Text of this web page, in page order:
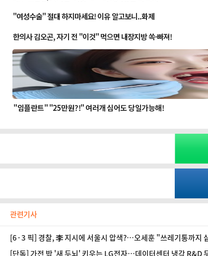
관련기사
[6·3 픽] 경찰, 李 지시에 서울시 압색?…오세훈 "쓰레기통까지
[단독] 가전 밖 '새 두뇌' 키우는 LG전자…데이터센터 냉각 R&D